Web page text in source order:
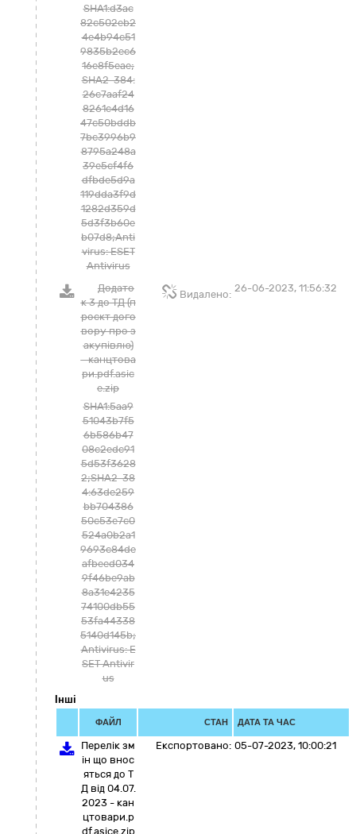
SHA1:d3ac
82c502eb2
4e4b94c51
9835b2ec6
16e8f5eae;
SHA2-384:
26c7aaf24
8261c4d16
47c50bddb
7bc3996b9
8795a248a
39e5cf4f6
dfbde5d9a
119dda3f9d
1282d359d
5d3f3b60e
b07d8;Anti
virus: ESET
Antivirus
Додато
к 3 до ТД (п
роєкт дого
вору про з
акупівлю)
- канцтова
ри.pdf.asic
e.zip
SHA1:5aa9
51043b7f5
6b586b47
08c2edc91
5d53f3628
2;SHA2-38
4:63de259
bb704386
50c53e7c0
524a0b2a1
9693c84de
afbeed034
9f46be9ab
8a31e4235
74100db55
53fa44338
5140d145b;
Antivirus: E
SET Antivir
us
Видалено:
26-06-2023, 11:56:32
Інші
ФАЙЛ СТАН ДАТА ТА ЧАС
Перелік зм
ін що внос
яться до Т
Д від 04.07.
2023 - кан
цтовари.p
df.asice.zip
Експортовано: 05-07-2023, 10:00:21